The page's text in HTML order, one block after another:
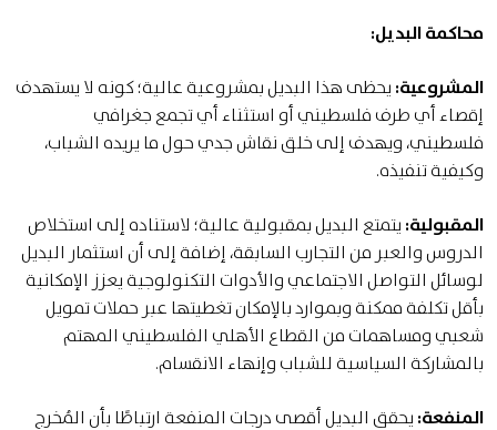
محاكمة البديل:
المشروعية: يحظى هذا البديل بمشروعية عالية؛ كونه لا يستهدف
إقصاء أي طرف فلسطيني أو استثناء أي تجمع جغرافي
فلسطيني، ويهدف إلى خلق نقاش جدي حول ما يريده الشباب،
وكيفية تنفيذه.
المقبولية: يتمتع البديل بمقبولية عالية؛ لاستناده إلى استخلاص
الدروس والعبر من التجارب السابقة، إضافة إلى أن استثمار البديل
لوسائل التواصل الاجتماعي والأدوات التكنولوجية يعزز الإمكانية
بأقل تكلفة ممكنة وبموارد بالإمكان تغطيتها عبر حملات تمويل
شعبي ومساهمات من القطاع الأهلي الفلسطيني المهتم
بالمشاركة السياسية للشباب وإنهاء الانقسام.
المنفعة: يحقق البديل أقصى درجات المنفعة ارتباطًا بأن المُخرج